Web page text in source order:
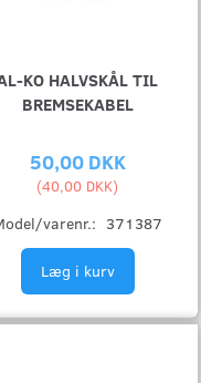
KO HALVSKÅL TIL
BREMSEKABEL
50,00 DKK
(40,00 DKK)
varenr.: 371387
Læg i kurv